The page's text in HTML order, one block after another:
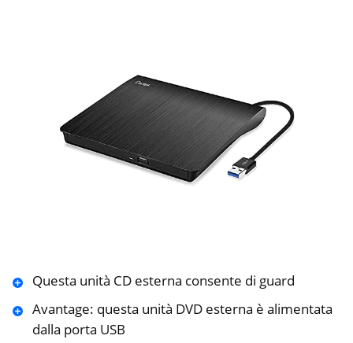
Questa unità CD esterna consente di guard
Avantage: questa unità DVD esterna è alimentata
dalla porta USB